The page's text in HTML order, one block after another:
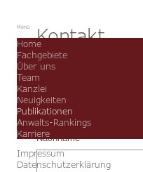
Kontakt
Vorname
Nachname *
Menü
Home
Fachgebiete
Über uns
Team
Kanzlei
Neuigkeiten
Publikationen
Anwalts-Rankings
Karriere
Impressum
Datenschutzerklärung